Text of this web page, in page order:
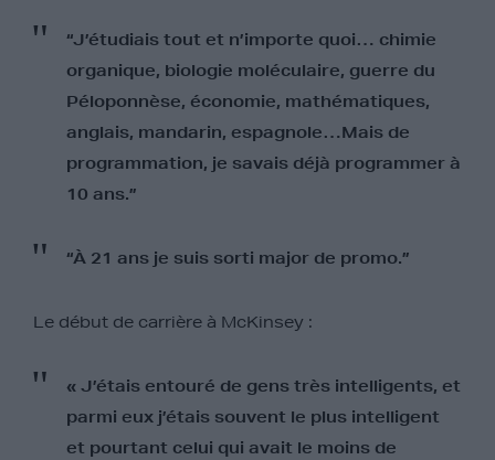
“J’étudiais tout et n’importe quoi… chimie
organique, biologie moléculaire, guerre du
Péloponnèse, économie, mathématiques,
anglais, mandarin, espagnole…Mais de
programmation, je savais déjà programmer à
10 ans.”
“À 21 ans je suis sorti major de promo.”
Le début de carrière à McKinsey :
« J’étais entouré de gens très intelligents, et
parmi eux j’étais souvent le plus intelligent
et pourtant celui qui avait le moins de